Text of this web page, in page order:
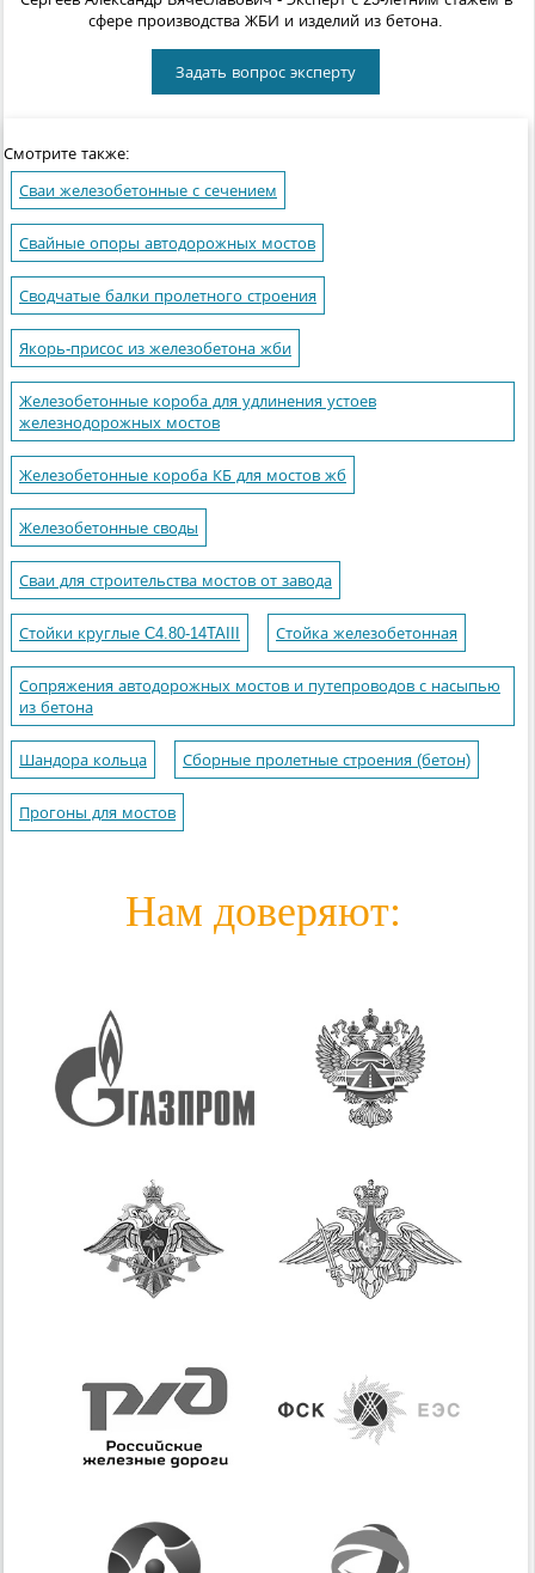
сфере производства ЖБИ и изделий из бетона.
Задать вопрос эксперту
Смотрите также:
Сваи железобетонные с сечением
Свайные опоры автодорожных мостов
Сводчатые балки пролетного строения
Якорь-присос из железобетона жби
Железобетонные короба для удлинения устоев
железнодорожных мостов
Железобетонные короба КБ для мостов жб
Железобетонные своды
Сваи для строительства мостов от завода
Стойки круглые C4.80-14TAIII Стойка железобетонная
Сопряжения автодорожных мостов и путепроводов с насыпью
из бетона
Шандора кольца Сборные пролетные строения (бетон)
Прогоны для мостов
Нам доверяют: